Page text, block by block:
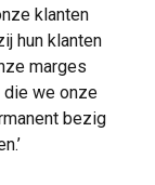
klanten
hun klanten
marges
die we onze
bezig